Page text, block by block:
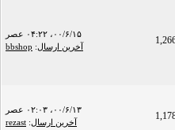
۰۰/۶/۱۵، ۰۴:۲۲ عصر
آخرین ارسال:
bbshop
۰۰/۶/۱۳، ۰۲:۰۳ عصر
آخرین ارسال:
rezast